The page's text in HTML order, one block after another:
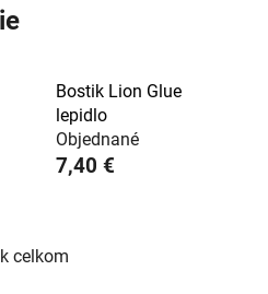
Bostik Lion Glue
lepidlo
Objednané
7,40 €
celkom